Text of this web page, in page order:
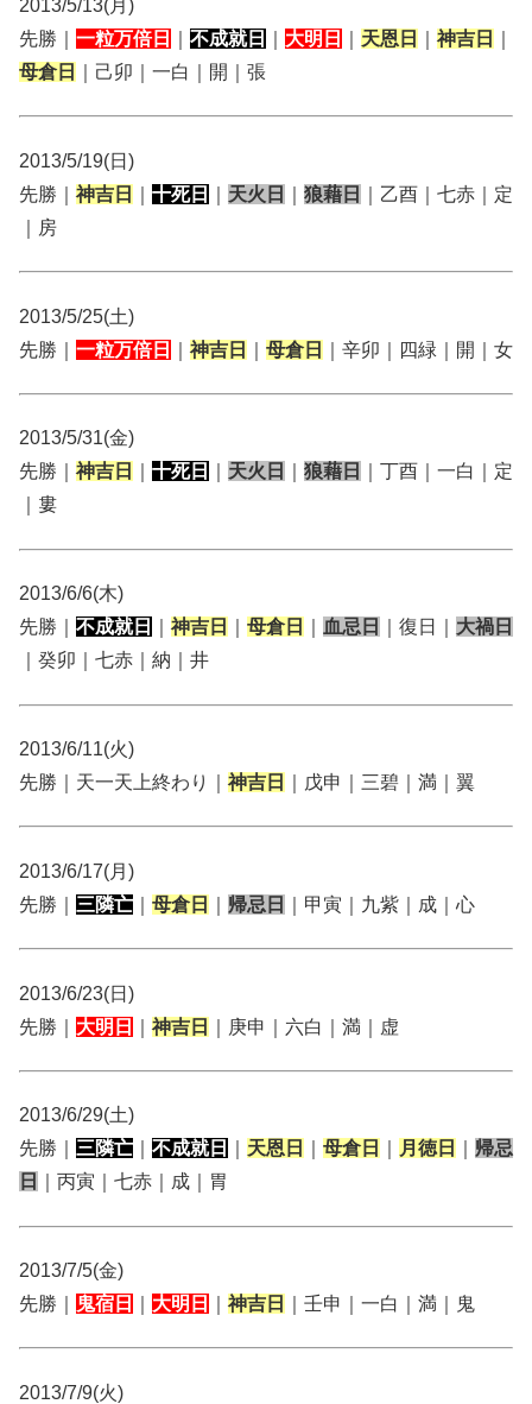
2013/5/13(月)
先勝｜ 一粒万倍日 不成就日 大明日 天恩日 神吉日
母倉日
｜己卯｜一白｜開｜張
2013/5/19(日)
先勝｜ 神吉日 十死日 天火日 狼藉日
｜乙酉｜七赤｜定
｜房
2013/5/25(土)
先勝｜ 一粒万倍日 神吉日 母倉日 ｜辛卯｜四緑｜開｜女
2013/5/31(金)
先勝｜ 神吉日 十死日 天火日 狼藉日
｜丁酉｜一白｜定
｜婁
2013/6/6(木)
先勝｜ 不成就日 神吉日 母倉日 血忌日 ｜復日｜ 大禍日
｜癸卯｜七赤｜納｜井
2013/6/11(火)
先勝｜天一天上終わり｜ 神吉日 ｜戊申｜三碧｜満｜翼
2013/6/17(月)
先勝｜ 三隣亡 母倉日 帰忌日 ｜甲寅｜九紫｜成｜心
2013/6/23(日)
先勝｜ 大明日 神吉日 ｜庚申｜六白｜満｜虚
2013/6/29(土)
先勝｜ 三隣亡 不成就日 天恩日 母倉日 月徳日
帰忌
日
｜丙寅｜七赤｜成｜胃
2013/7/5(金)
先勝｜
鬼宿日 大明日 神吉日 ｜壬申｜一白｜満｜鬼
2013/7/9(火)